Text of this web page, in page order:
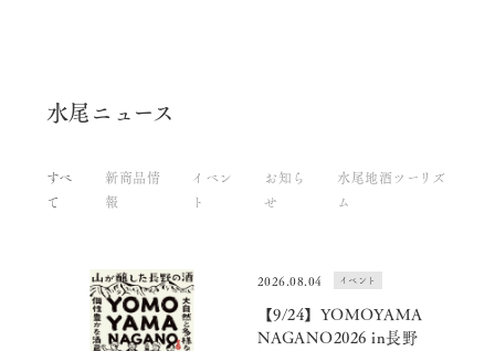
水尾ニュース
すべ
て
新商品情
報
イベン
ト
お知ら
せ
水尾地酒ツーリズ
ム
2026.08.04 イベント
【9/24】YOMOYAMA
NAGANO2026 in長野